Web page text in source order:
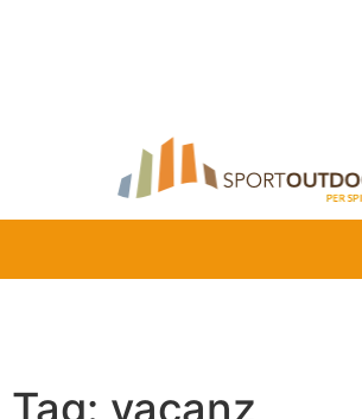
Tag: vacanz